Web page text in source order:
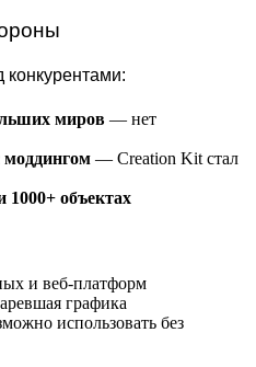
миров — нет
моддингом — Creation Kit стал
1000+ объектах
и веб-платформ
графика
использовать без